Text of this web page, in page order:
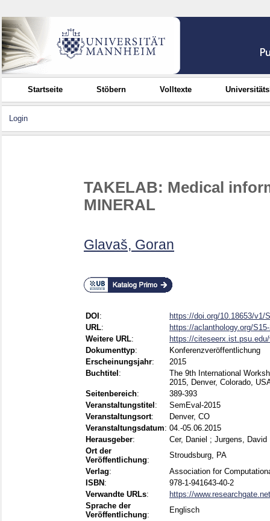
Startseite Stöbern Volltexte
Login
TAKELAB: Medical
MINERAL
Glavaš, Goran
DOI :
https://doi.org/10.18653/v1/
URL:
https://aclanthology.org/
Weitere URL:
https://
Dokumenttyp:
Konferenzveröffentlichung
Erscheinungsjahr:
2015
Buchtitel :
The 9th International
2015, Denver, Colorado,
Seitenbereich:
389-393
Veranstaltungstitel :
SemEval-2015
Veranstaltungsort:
Denver, CO
Veranstaltungsdatum: 04.-05.06.2015
Herausgeber: Cer, Daniel ; Jurgens, David
Ort der
Veröffentlichung:
Stroudsburg, PA
Verlag:
Association for
ISBN :
978-1-941643-40-2
Verwandte URLs:
https://
Sprache der
Veröffentlichung:
Englisch